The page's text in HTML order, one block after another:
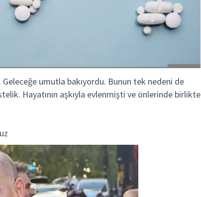
umutla bakıyordu. Bunun tek nedeni de
Hayatının aşkıyla evlenmişti ve önlerinde birlikte